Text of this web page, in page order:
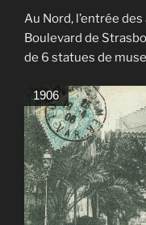
Au Nord, l’entrée
Boulevard de
de 6 statues de
1906